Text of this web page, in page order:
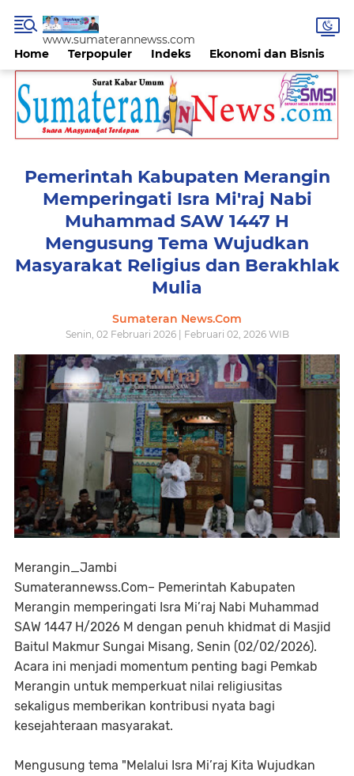
Home Terpopuler Indeks Ekonomi dan Bisnis
www.sumaterannewss.com
Pemerintah Kabupaten Merangin
Memperingati Isra Mi'raj Nabi
Muhammad SAW 1447 H
Mengusung Tema Wujudkan
Masyarakat Religius dan Berakhlak
Mulia
Sumateran News.Com
Senin, 02 Februari 2026 | Februari 02, 2026 WIB
Merangin_Jambi
Sumaterannewss.Com– Pemerintah Kabupaten
Merangin memperingati Isra Mi’raj Nabi Muhammad
SAW 1447 H/2026 M dengan penuh khidmat di Masjid
Baitul Makmur Sungai Misang, Senin (02/02/2026).
Acara ini menjadi momentum penting bagi Pemkab
Merangin untuk memperkuat nilai religiusitas
sekaligus memberikan kontribusi nyata bagi
kesejahteraan masyarakat.
Mengusung tema "Melalui Isra Mi’raj Kita Wujudkan